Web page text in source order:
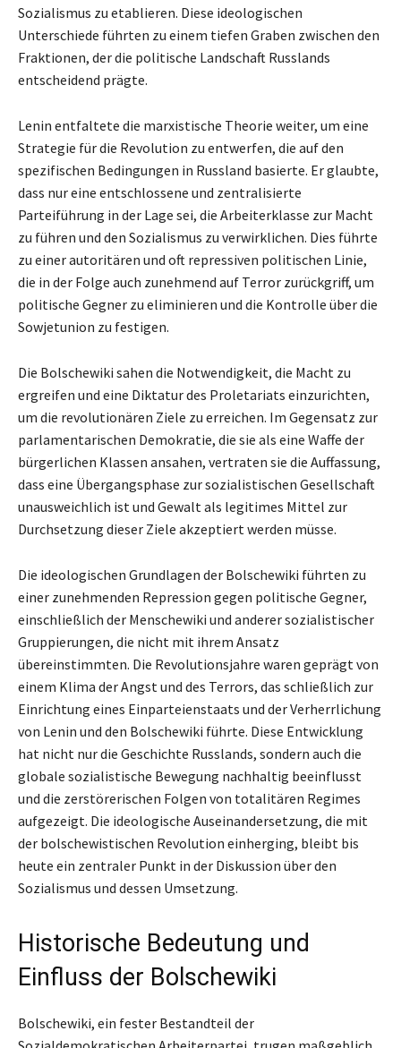
Sozialismus zu etablieren. Diese ideologischen
Unterschiede führten zu einem tiefen Graben zwischen den
Fraktionen, der die politische Landschaft Russlands
entscheidend prägte.
Lenin entfaltete die marxistische Theorie weiter, um eine
Strategie für die Revolution zu entwerfen, die auf den
spezifischen Bedingungen in Russland basierte. Er glaubte,
dass nur eine entschlossene und zentralisierte
Parteiführung in der Lage sei, die Arbeiterklasse zur Macht
zu führen und den Sozialismus zu verwirklichen. Dies führte
zu einer autoritären und oft repressiven politischen Linie,
die in der Folge auch zunehmend auf Terror zurückgriff, um
politische Gegner zu eliminieren und die Kontrolle über die
Sowjetunion zu festigen.
Die Bolschewiki sahen die Notwendigkeit, die Macht zu
ergreifen und eine Diktatur des Proletariats einzurichten,
um die revolutionären Ziele zu erreichen. Im Gegensatz zur
parlamentarischen Demokratie, die sie als eine Waffe der
bürgerlichen Klassen ansahen, vertraten sie die Auffassung,
dass eine Übergangsphase zur sozialistischen Gesellschaft
unausweichlich ist und Gewalt als legitimes Mittel zur
Durchsetzung dieser Ziele akzeptiert werden müsse.
Die ideologischen Grundlagen der Bolschewiki führten zu
einer zunehmenden Repression gegen politische Gegner,
einschließlich der Menschewiki und anderer sozialistischer
Gruppierungen, die nicht mit ihrem Ansatz
übereinstimmten. Die Revolutionsjahre waren geprägt von
einem Klima der Angst und des Terrors, das schließlich zur
Einrichtung eines Einparteienstaats und der Verherrlichung
von Lenin und den Bolschewiki führte. Diese Entwicklung
hat nicht nur die Geschichte Russlands, sondern auch die
globale sozialistische Bewegung nachhaltig beeinflusst
und die zerstörerischen Folgen von totalitären Regimes
aufgezeigt. Die ideologische Auseinandersetzung, die mit
der bolschewistischen Revolution einherging, bleibt bis
heute ein zentraler Punkt in der Diskussion über den
Sozialismus und dessen Umsetzung.
Historische Bedeutung und
Einfluss der Bolschewiki
Bolschewiki, ein fester Bestandteil der